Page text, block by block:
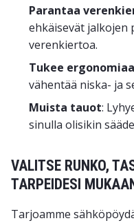
Parantaa
ehkäisevät jalkojen
verenkiertoa.
Tukee ergonomiaa
vähentää niska- ja
Muista tauot:
sinulla olisikin
VALITSE RUNKO,
TARPEIDESI
Tarjoamme